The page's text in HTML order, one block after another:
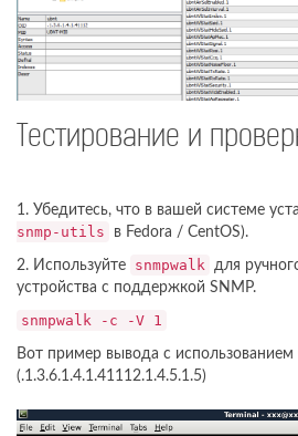
Тестирование и
1. Убедитесь, что в вашей системе
snmp-utils
в Fedora / CentOS).
2. Используйте snmpwalk для
устройства с поддержкой SNMP.
snmpwalk -c
-V 1
Вот пример вывода с
(.1.3.6.1.4.1.41112.1.4.5.1.5)